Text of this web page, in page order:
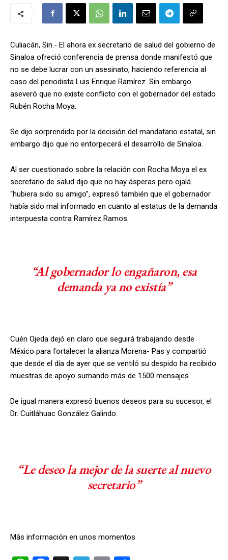
Culiacán, Sin.- El ahora ex secretario de salud del gobierno de
Sinaloa ofreció conferencia de prensa donde manifestó que
no se debe lucrar con un asesinato, haciendo referencia al
caso del periodista Luis Enrique Ramírez. Sin embargo
aseveró que no existe conflicto con el gobernador del estado
Rubén Rocha Moya.
Se dijo sorprendido por la decisión del mandatario estatal, sin
embargo dijo que no entorpecerá el desarrollo de Sinaloa.
Al ser cuestionado sobre la relación con Rocha Moya el ex
secretario de salud dijo que no hay ásperas pero ojalá
“hubiera sido su amigo”, expresó también que el gobernador
había sido mal informado en cuanto al estatus de la demanda
interpuesta contra Ramírez Ramos.
“Al gobernador lo engañaron, esa
demanda ya no existía”
Cuén Ojeda dejó en claro que seguirá trabajando desde
México para fortalecer la alianza Morena- Pas y compartió
que desde el día de ayer que se ventiló su despido ha recibido
muestras de apoyo sumando más de 1500 mensajes.
De igual manera expresó buenos deseos para su sucesor, el
Dr. Cuitláhuac González Galindo.
“Le deseo la mejor de la suerte al nuevo
secretario”
Más información en unos momentos